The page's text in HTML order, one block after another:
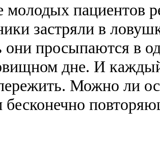
молодых пациентов
застряли в
они просыпаются в
дне. И
Можно ли
бесконечно